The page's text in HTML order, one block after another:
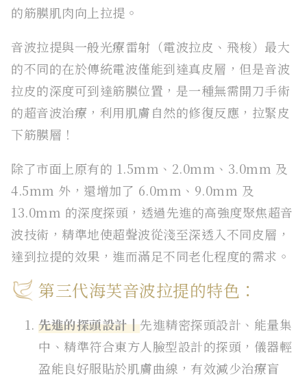
的筋膜肌肉向上拉提。
音波拉提與一般光療雷射（電波拉皮、飛梭）最大
的不同的在於傳統電波僅能到達真皮層，但是音波
拉皮的深度可到達筋膜位置，是一種無需開刀手術
的超音波治療，利用肌膚自然的修復反應，拉緊皮
下筋膜層！
除了市面上原有的 1.5mm、2.0mm、3.0mm 及
4.5mm 外，還增加了 6.0mm、9.0mm 及
13.0mm 的深度探頭，透過先進的高強度聚焦超音
波技術，精準地使超聲波從淺至深透入不同皮層，
達到拉提的效果，進而滿足不同老化程度的需求。
第三代海芙音波拉提的特色：
先進的探頭設計┃先進精密探頭設計、能量集
中、精準符合東方人臉型設計的探頭，儀器輕
盈能良好服貼於肌膚曲線，有效減少治療盲